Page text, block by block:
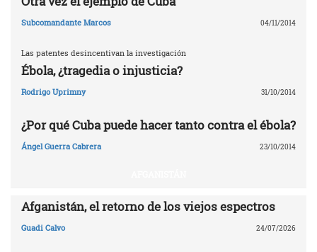
Subcomandante Marcos 04/11/2014
Las patentes desincentivan la investigación
Ébola, ¿tragedia o injusticia?
Rodrigo Uprimny 31/10/2014
¿Por qué Cuba puede hacer tanto contra el ébola?
Ángel Guerra Cabrera 23/10/2014
Afganistán, el retorno de los viejos espectros
Guadi Calvo 24/07/2026